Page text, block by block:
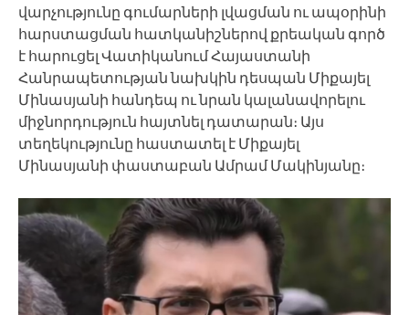
վարչությունը գումարների լվացման ու ապօրինի
հարստացման հատկանիշներով քրեական գործ
է հարուցել Վատիկանում Հայաստանի
Հանրապետության նախկին դեսպան Միքայել
Մինասյանի հանդեպ ու նրան կալանավորելու
միջնորդություն հայտնել դատարան։ Այս
տեղեկությունը հաստատել է Միքայել
Մինասյանի փաստաբան Ամրամ Մակինյանը։